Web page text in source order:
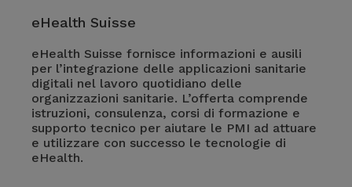
eHealth Suisse
eHealth Suisse fornisce informazioni e ausili
per l’integrazione delle applicazioni sanitarie
digitali nel lavoro quotidiano delle
organizzazioni sanitarie. L’offerta comprende
istruzioni, consulenza, corsi di formazione e
supporto tecnico per aiutare le PMI ad attuare
e utilizzare con successo le tecnologie di
eHealth.